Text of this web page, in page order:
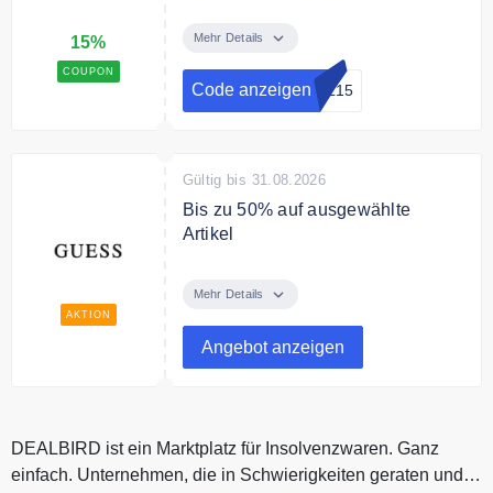
15%
COUPON
Rabatt auf bereits reduzierte
Artikel im Final Sale
Bedingungen
Mehr Details
Code anzeigen AL15
AKTION
Gültig bis 31.08.2026
Bis zu 50% auf ausgewählte
Artikel
ausgewählte Artikel
Nicht kombinierbar mit anderen
Mehr Details
Angebot anzeigen
DEALBIRD ist ein Marktplatz für Insolvenzwaren. Ganz
einfach. Unternehmen, die in Schwierigkeiten geraten und